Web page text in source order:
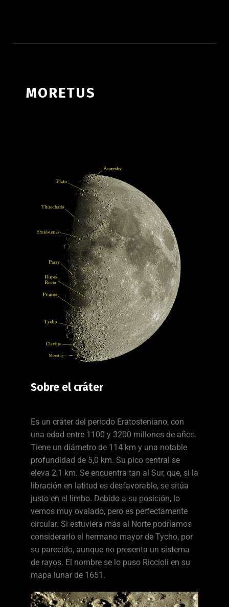
MORETUS
Sobre el cráter
Es un cráter del periodo Eratosteniano, con
una edad entre 1100 y 3200 millones de años.
Tiene un diámetro de 114 km y una notable
profundidad de 5,0 km. Su pico central se
eleva 2,1 km. Se encuentra tan al Sur, que, si la
libración en latitud es desfavorable, se sitúa
justo en el limbo. Debido a su posición, lo
vemos muy ovalado, pero es perfectamente
circular. Si estuviera más al Norte podríamos
considerarlo el hermano mayor de Tycho, por
su parecido, aunque no presenta un sistema
de rayos. El nombre se lo puso Riccioli en su
mapa lunar de 1651.